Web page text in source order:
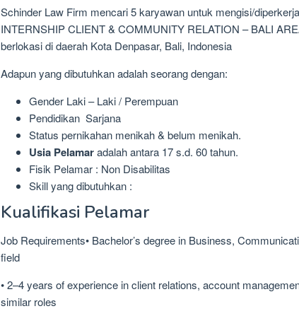
Schinder Law Firm mencari 5 karyawan untuk mengisi/
INTERNSHIP CLIENT & COMMUNITY RELATION – BALI
berlokasi di daerah Kota Denpasar, Bali, Indonesia
Adapun yang dibutuhkan adalah seorang dengan:
Gender Laki – Laki / Perempuan
Pendidikan Sarjana
Status pernikahan menikah & belum menikah.
Usia Pelamaradalah antara 17 s.d. 60 tahun.
Fisik Pelamar : Non Disabilitas
Skill yang dibutuhkan :
Kualifikasi Pelamar
Job Requirements• Bachelor’s degree in Business,
field
• 2–4 years of experience in client relations, account
similar roles